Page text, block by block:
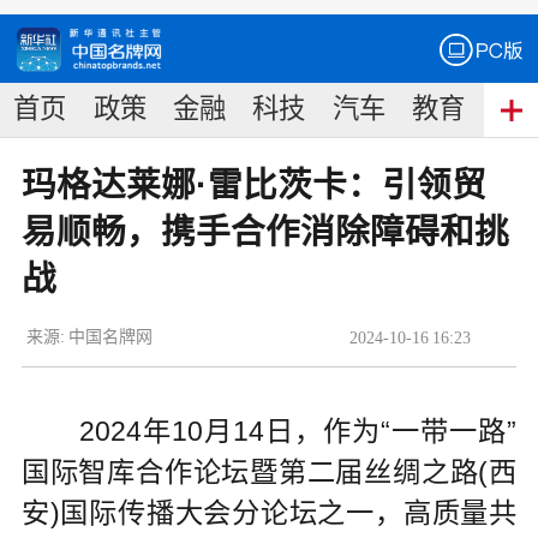
首页 政策 金融 科技 汽车 教育 食
玛格达莱娜·雷比茨卡：引领贸
易顺畅，携手合作消除障碍和挑
战
2024-10-16 16:23
来源: 中国名牌网
2024年10月14日，作为“一带一路”
国际智库合作论坛暨第二届丝绸之路(西
安)国际传播大会分论坛之一，高质量共